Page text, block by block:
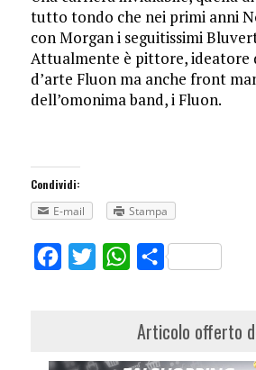
tutto tondo che nei primi anni
con Morgan i seguitissimi
Attualmente è pittore, ideatore
d’arte Fluon ma anche front
dell’omonima band, i Fluon.
Condividi:
E-mail
Stampa
FacebookTwitterWhatsApp
Share
Articolo offerto